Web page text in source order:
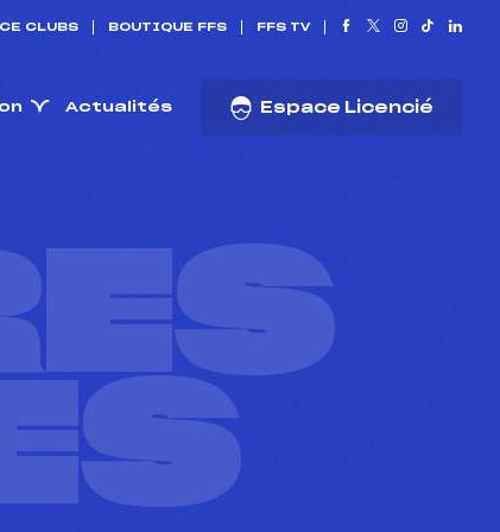
CLUBS BOUTIQUE FFS FFS TV
Actualités Espace Licencié